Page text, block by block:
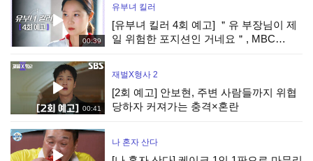
00:39
유부녀 킬러
[유부녀 킬러 4회 예고] ＂유 부장님이 제
일 위험한 포지션인 거네요＂, MBC
00:41
재벌X형사 2
[2회 예고] 안보현, 주변 사람들까지 위협
당하자 커져가는 충격×혼란
나 혼자 산다